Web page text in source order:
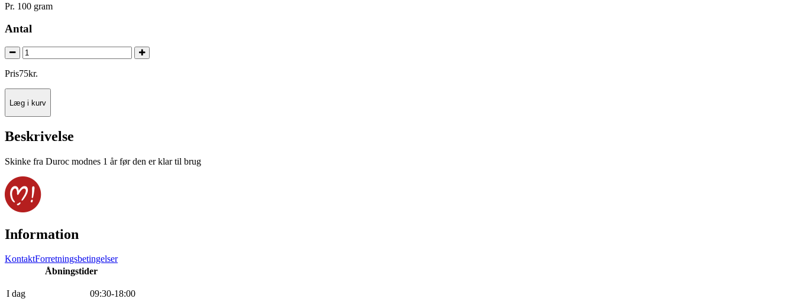
Pr. 100 gram
Antal
Pris75kr.
Læg i kurv
Beskrivelse
Skinke fra Duroc modnes 1 år før den er klar til brug
Information
KontaktForretningsbetingelser
Åbningstider
I dag 09:30-18:00